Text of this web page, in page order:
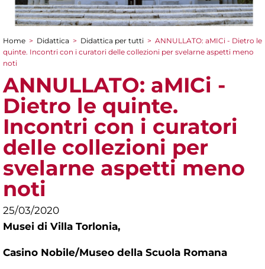
Tu sei qui
Home > Didattica > Didattica per tutti > ANNULLATO: aMICi - Dietro le
quinte. Incontri con i curatori delle collezioni per svelarne aspetti meno
noti
ANNULLATO: aMICi -
Dietro le quinte.
Incontri con i curatori
delle collezioni per
svelarne aspetti meno
noti
25/03/2020
Musei di Villa Torlonia,
Casino Nobile/Museo della Scuola Romana